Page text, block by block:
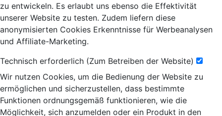
zu entwickeln. Es erlaubt uns ebenso die Effektivität
unserer Website zu testen. Zudem liefern diese
anonymisierten Cookies Erkenntnisse für Werbeanalysen
und Affiliate-Marketing.
Technisch erforderlich (Zum Betreiben der Website)
Wir nutzen Cookies, um die Bedienung der Website zu
ermöglichen und sicherzustellen, dass bestimmte
Funktionen ordnungsgemäß funktionieren, wie die
Möglichkeit, sich anzumelden oder ein Produkt in den